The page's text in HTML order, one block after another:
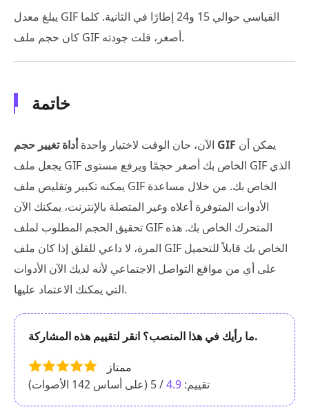
يبلغ معدل GIF القياسي حوالي 15 و24 إطارًا في الثانية. كلما
كان حجم ملف GIF أصغر، قلت جودته.
خاتمة
الآن، حان الوقت لاختيار واحدة أداة تغيير حجم GIF
يجعل ملف GIF الخاص بك أصغر حجمًا ويرفع مستوى GIF الذي
يمكنه تكبير وتقليص ملف GIF الخاص بك. من خلال مساعدة
الأدوات المتوفرة أعلاه وغير المتصلة بالإنترنت، يمكنك الآن
تحقيق الحجم المطلوب لملف GIF المتحرك الخاص بك. هذه
المرة، لا داعي للقلق إذا كان ملف GIF الخاص بك قابلاً للتحميل
على أي من مواقع التواصل الاجتماعي لأنه لديك الآن الأدوات
التي يمكنك الاعتماد عليها.
ما رأيك في هذا المنصب؟ انقر لتقييم هذه المشاركة.
ممتاز
تقييم: 4.9/ 5 (على أساس 142 الأصوات)